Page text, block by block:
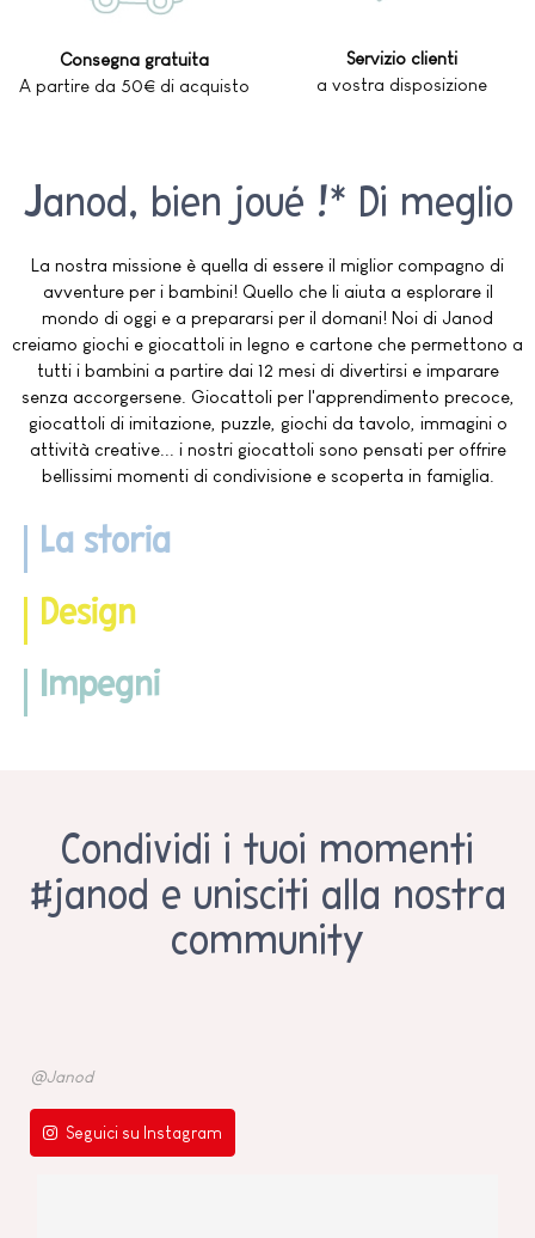
Consegna gratuita
A partire da 50€ di acquisto
Servizio clienti
a vostra disposizione
Janod, bien joué !* Di meglio
La nostra missione è quella di essere il miglior compagno di
avventure per i bambini! Quello che li aiuta a esplorare il
mondo di oggi e a prepararsi per il domani! Noi di Janod
creiamo giochi e giocattoli in legno e cartone che permettono a
tutti i bambini a partire dai 12 mesi di divertirsi e imparare
senza accorgersene. Giocattoli per l'apprendimento precoce,
giocattoli di imitazione, puzzle, giochi da tavolo, immagini o
attività creative... i nostri giocattoli sono pensati per offrire
bellissimi momenti di condivisione e scoperta in famiglia.
La storia
Design
Impegni
Condividi i tuoi momenti
#janod e unisciti alla nostra
community
@Janod
Seguici su Instagram